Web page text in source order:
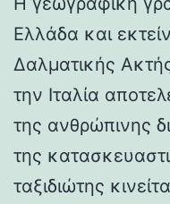
Ελλάδα και
Δαλματικής
την Ιταλία
της ανθρώπινης
της
ταξιδιώτης